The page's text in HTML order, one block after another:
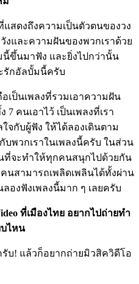
แสดงถึงความเป็นตัวตนของวง
งและความฝันของพวกเราด้วย
ขึ้นมาฟัง และยิ่งไปกว่านั้น
รักอัลบั้มนี้ครับ
อเป็นเพลงที่รวมเอาความฝัน
คนเอาไว้ เป็นเพลงที่เรา
จกับผู้ฟัง ให้ได้ลองเดินตาม
พวกเราในเพลงนี้ครับ ในส่วน
ที่จะทำให้ทุกคนสนุกไปด้วยกัน
นสามารถเพลิดเพลินได้ทั้งผ่าน
องฟังเพลงนี้มาก ๆ เลยครับ
ที่เมืองไทย อยากไปถ่ายทำ
ไหน
รับ! แล้วก็อยากถ่ายมิวสิควิดีโอ